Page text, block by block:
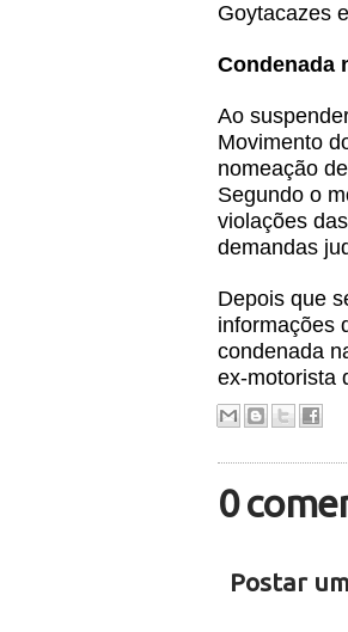
Goytacazes
Condenada
Ao
Movimento
nomeação
Segundo o
violações
demandas
Depois que
informações
condenada
ex-motorista
0
Postar